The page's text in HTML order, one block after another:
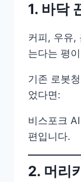
1. 바닥
커피, 우유,
는다는 평
기존 로봇
었다면:
비스포크
편입니다.
2. 머리